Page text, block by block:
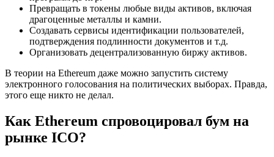
Превращать в токены любые виды активов, включая
драгоценные металлы и камни.
Создавать сервисы идентификации пользователей,
подтверждения подлинности документов и т.д.
Организовать децентрализованную биржу активов.
В теории на Ethereum даже можно запустить систему
электронного голосования на политических выборах. Правда,
этого еще никто не делал.
Как Ethereum спровоцировал бум на
рынке ICO?